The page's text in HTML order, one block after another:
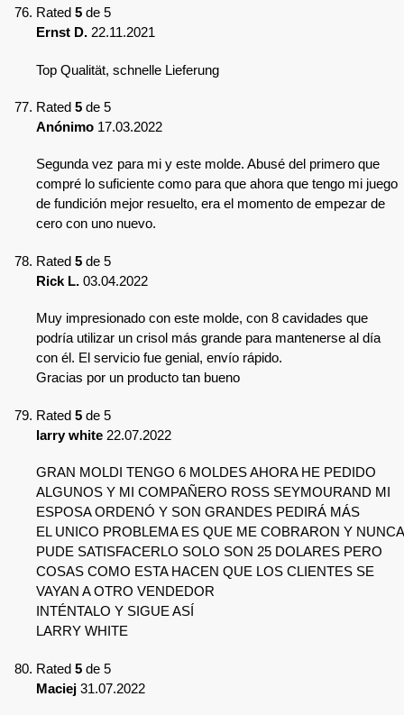
Rated 5 de 5
Ernst D. 22.11.2021
Top Qualität, schnelle Lieferung
Rated 5 de 5
Anónimo 17.03.2022
Segunda vez para mi y este molde. Abusé del primero que
compré lo suficiente como para que ahora que tengo mi juego
de fundición mejor resuelto, era el momento de empezar de
cero con uno nuevo.
Rated 5 de 5
Rick L. 03.04.2022
Muy impresionado con este molde, con 8 cavidades que
podría utilizar un crisol más grande para mantenerse al día
con él. El servicio fue genial, envío rápido.
Gracias por un producto tan bueno
Rated 5 de 5
larry white 22.07.2022
GRAN MOLDI TENGO 6 MOLDES AHORA HE PEDIDO
ALGUNOS Y MI COMPAÑERO ROSS SEYMOURAND MI
ESPOSA ORDENÓ Y SON GRANDES PEDIRÁ MÁS
EL UNICO PROBLEMA ES QUE ME COBRARON Y NUNCA
PUDE SATISFACERLO SOLO SON 25 DOLARES PERO
COSAS COMO ESTA HACEN QUE LOS CLIENTES SE
VAYAN A OTRO VENDEDOR
INTÉNTALO Y SIGUE ASÍ
LARRY WHITE
Rated 5 de 5
Maciej 31.07.2022